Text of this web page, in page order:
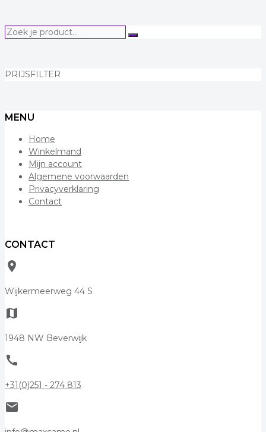
Zoek
Zoeken
PRIJSFILTER
MENU
Home
Winkelmand
Mijn account
Algemene voorwaarden
Privacyverklaring
Contact
CONTACT
room
Wijkermeerweg 44 S
map
1948 NW Beverwijk
call
+31(0)251 - 274 813
mail